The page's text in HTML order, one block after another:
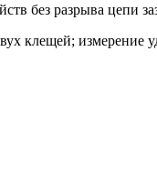
без разрыва цепи
клещей; измерение